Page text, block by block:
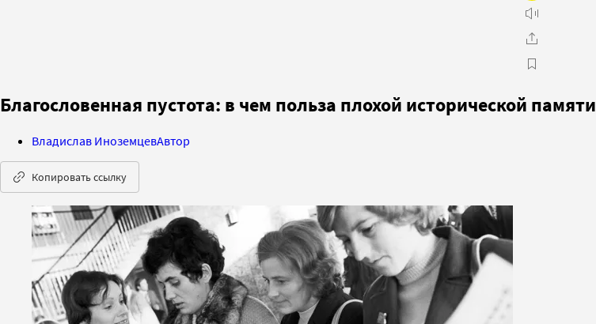
Благословенная пустота: в чем польза плохой исторической памяти
Владислав ИноземцевАвтор
Копировать ссылку